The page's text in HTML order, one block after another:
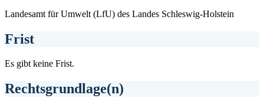
Landesamt für Umwelt (LfU) des Landes Schleswig-Holstein
Frist
Es gibt keine Frist.
Rechtsgrundlage(n)